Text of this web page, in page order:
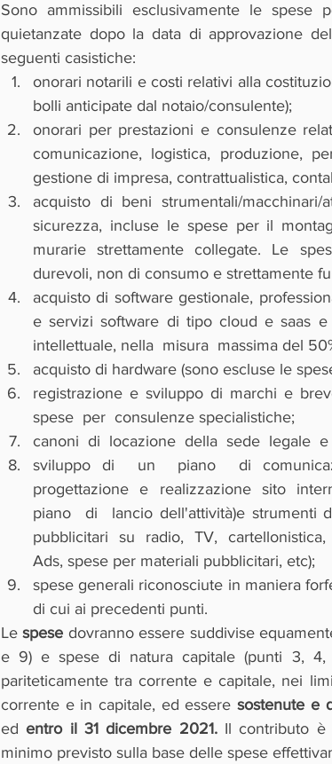
Sono ammissibili esclusivamente le spese
quietanzate dopo la data di approvazione
seguenti casistiche:
onorari notarili e costi relativi alla
bolli anticipate dal notaio/consulente);
onorari per prestazioni e consulenze
comunicazione, logistica, produzione,
gestione di impresa, contrattualistica,
acquisto di beni strumentali/
sicurezza, incluse le spese per il
murarie strettamente collegate. Le
durevoli, non di consumo e strettamente
acquisto di software gestionale,
e servizi software di tipo cloud e saas
intellettuale, nella  misura  massima del
acquisto di hardware (sono escluse le
registrazione e sviluppo di marchi e
spese  per  consulenze specialistiche;
canoni  di  locazione  della  sede  legale
sviluppo di  un  piano  di
progettazione  e  realizzazione  sito
piano  di  lancio dell'attività)e strumenti
pubblicitari  su  radio,  TV,
Ads, spese per materiali pubblicitari, etc);
spese generali riconosciute in maniera
di cui ai precedenti punti.
Le spese dovranno essere suddivise
e 9) e spese di natura capitale (punti 3, 4,
pariteticamente tra corrente e capitale, nei
corrente e in capitale, ed essere sostenute e
ed entro il 31 dicembre 2021. Il contributo è
minimo previsto sulla base delle spese